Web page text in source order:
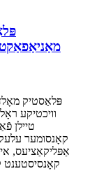
וויכטיקע
טיילן
קאָנסומער
אַפּליקאַציעס,
קאָנסיסטענט